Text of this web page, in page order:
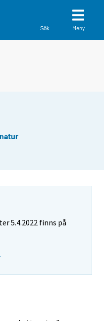
Sök Meny
5.4.2022 finns på